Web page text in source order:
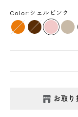
Color:シェルピンク
パーシモンオレンジ
トリュフブラ
シェルサ
お取り